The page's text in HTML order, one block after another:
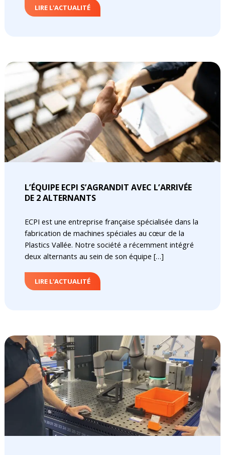
LIRE L'ACTUALITÉ
L’ÉQUIPE ECPI S’AGRANDIT AVEC L’ARRIVÉE
DE 2 ALTERNANTS
ECPI est une entreprise française spécialisée dans la
fabrication de machines spéciales au cœur de la
Plastics Vallée. Notre société a récemment intégré
deux alternants au sein de son équipe […]
LIRE L'ACTUALITÉ